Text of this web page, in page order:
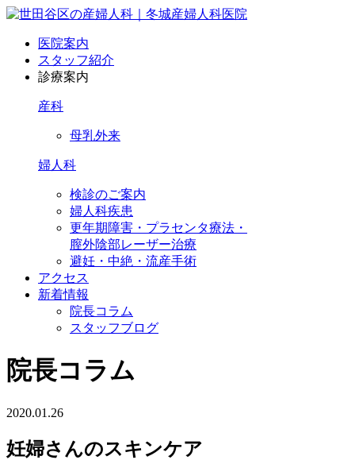
医院案内
スタッフ紹介
診療案内
産科
母乳外来
婦人科
検診のご案内
婦人科疾患
更年期障害・プラセンタ療法・
膣外陰部レーザー治療
避妊・中絶・流産手術
アクセス
新着情報
院長コラム
スタッフブログ
院長コラム
2020.01.26
妊婦さんのスキンケア